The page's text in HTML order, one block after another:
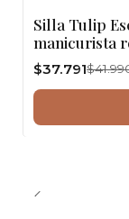
Silla Tulip
manicurista
$37.791